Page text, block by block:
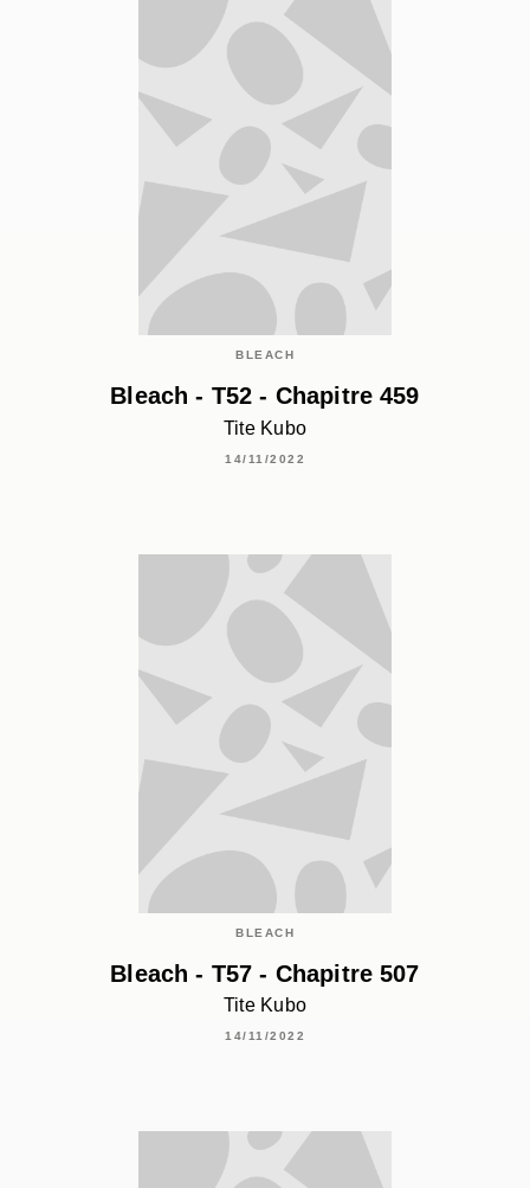
BLEACH
Bleach - T52 - Chapitre 459
Tite Kubo
14/11/2022
BLEACH
Bleach - T57 - Chapitre 507
Tite Kubo
14/11/2022